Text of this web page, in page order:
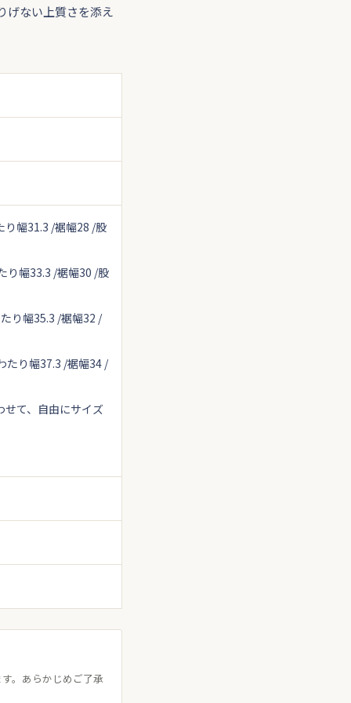
げない上質さを添え
り幅31.3 /裾幅28 /股
り幅33.3 /裾幅30 /股
り幅35.3 /裾幅32 /
たり幅37.3 /裾幅34 /
せて、自由にサイズ
。あらかじめご了承